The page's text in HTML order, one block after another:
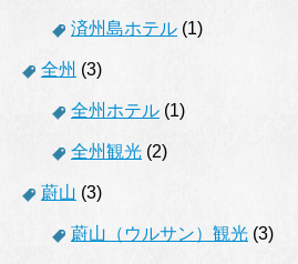
済州島ホテル (1)
全州 (3)
全州ホテル (1)
全州観光 (2)
蔚山 (3)
蔚山（ウルサン）観光 (3)